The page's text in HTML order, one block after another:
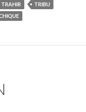
TRAHIR
TRIBU